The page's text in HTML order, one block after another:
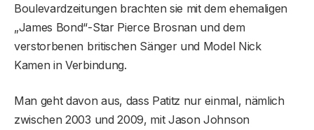
Boulevardzeitungen brachten sie mit dem ehemaligen
„James Bond“-Star Pierce Brosnan und dem
verstorbenen britischen Sänger und Model Nick
Kamen in Verbindung.
Man geht davon aus, dass Patitz nur einmal, nämlich
zwischen 2003 und 2009, mit Jason Johnson